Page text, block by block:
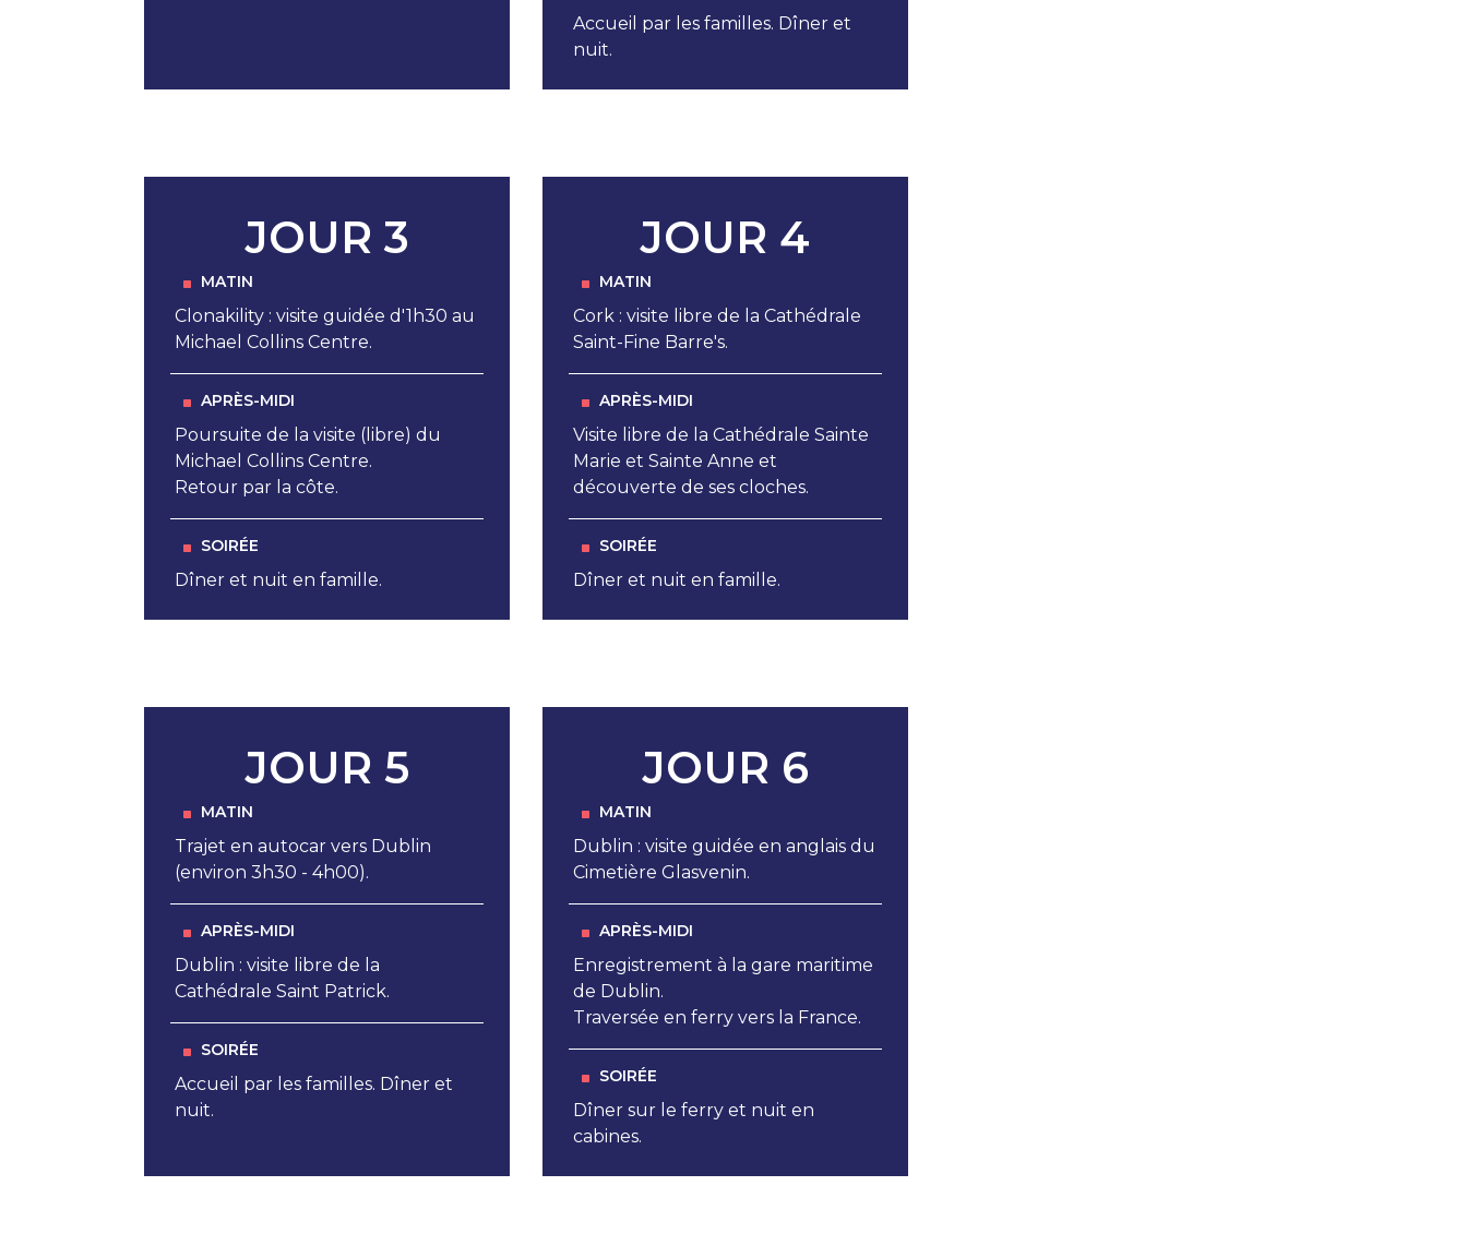
Accueil par les familles. Dîner et
nuit.
JOUR 3
MATIN
Clonakility : visite guidée d'1h30 au
Michael Collins Centre.
APRÈS-MIDI
Poursuite de la visite (libre) du
Michael Collins Centre.
Retour par la côte.
SOIRÉE
Dîner et nuit en famille.
JOUR 4
MATIN
Cork : visite libre de la Cathédrale
Saint-Fine Barre's.
APRÈS-MIDI
Visite libre de la Cathédrale Sainte
Marie et Sainte Anne et
découverte de ses cloches.
SOIRÉE
Dîner et nuit en famille.
JOUR 5
MATIN
Trajet en autocar vers Dublin
(environ 3h30 - 4h00).
APRÈS-MIDI
Dublin : visite libre de la
Cathédrale Saint Patrick.
SOIRÉE
Accueil par les familles. Dîner et
nuit.
JOUR 6
MATIN
Dublin : visite guidée en anglais du
Cimetière Glasvenin.
APRÈS-MIDI
Enregistrement à la gare maritime
de Dublin.
Traversée en ferry vers la France.
SOIRÉE
Dîner sur le ferry et nuit en
cabines.